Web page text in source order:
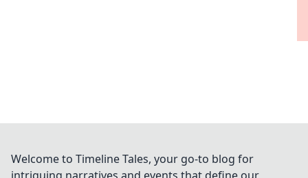
Welcome to Timeline Tales, your go-to blog for